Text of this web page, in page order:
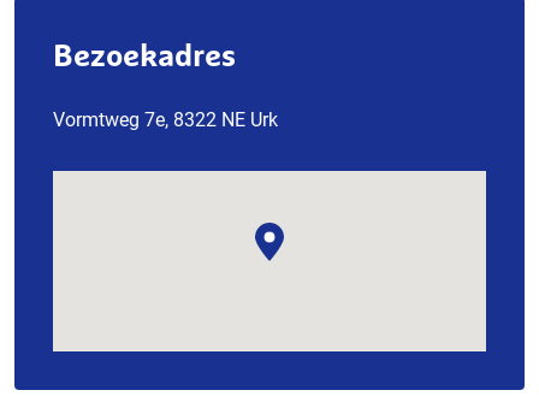
Bezoekadres
Vormtweg 7e, 8322 NE Urk